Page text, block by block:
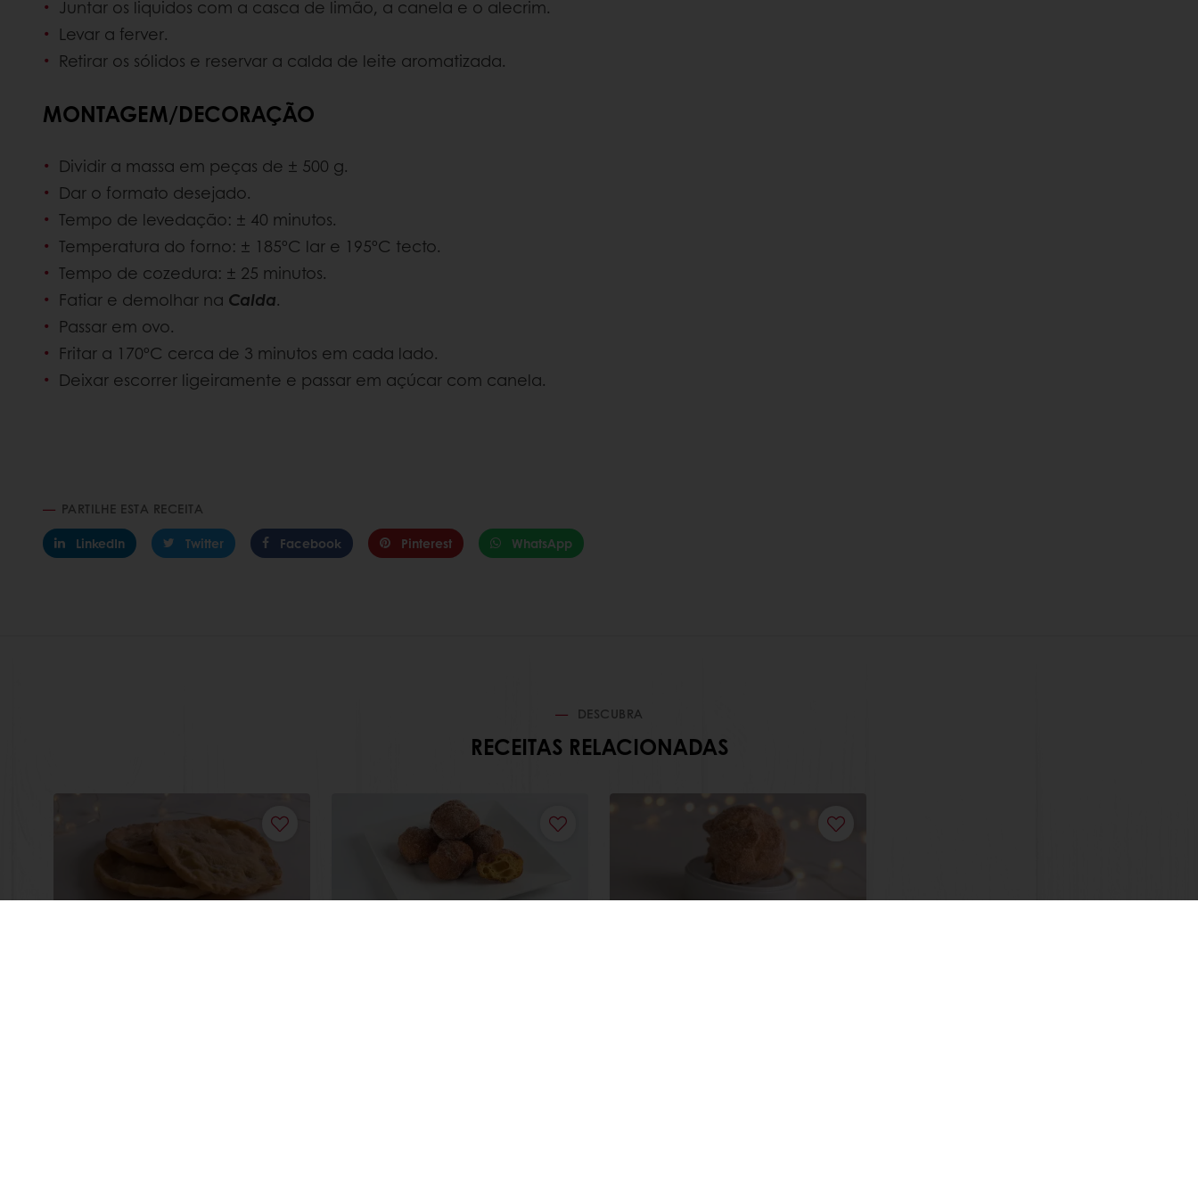
Juntar os liquidos com a casca de limão, a canela e o alecrim.
Levar a ferver.
Retirar os sólidos e reservar a calda de leite aromatizada.
MONTAGEM/DECORAÇÃO
Dividir a massa em peças de ± 500 g.
Dar o formato desejado.
Tempo de levedação: ± 40 minutos.
Temperatura do forno: ± 185ºC lar e 195ºC tecto.
Tempo de cozedura: ± 25 minutos.
Fatiar e demolhar na Calda.
Passar em ovo.
Fritar a 170ºC cerca de 3 minutos em cada lado.
Deixar escorrer ligeiramente e passar em açúcar com canela.
PARTILHE ESTA RECEITA
LinkedIn
Twitter Facebook Pinterest WhatsApp
DESCUBRA
RECEITAS RELACIONADAS